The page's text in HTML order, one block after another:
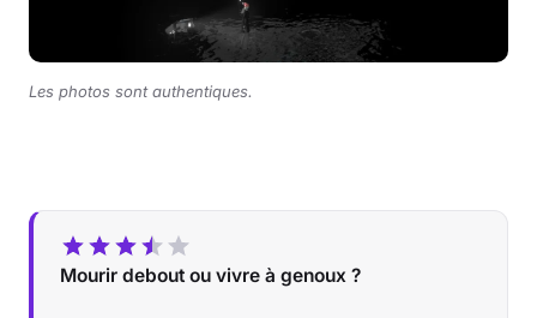
Les photos sont authentiques.
Mourir debout ou vivre à genoux ?